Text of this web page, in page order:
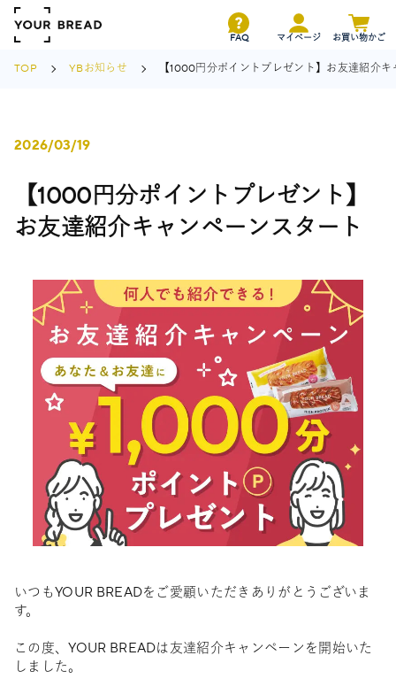
FAQ マイページ お買い物かご
TOP YBお知らせ 【1000円分ポイントプレゼント】お友達紹介
2026/03/19
【1000円分ポイントプレゼント】
お友達紹介キャンペーンスタート
いつもYOUR BREADをご愛顧いただきありがとうございま
す。
この度、YOUR BREADは友達紹介キャンペーンを開始いた
しました。